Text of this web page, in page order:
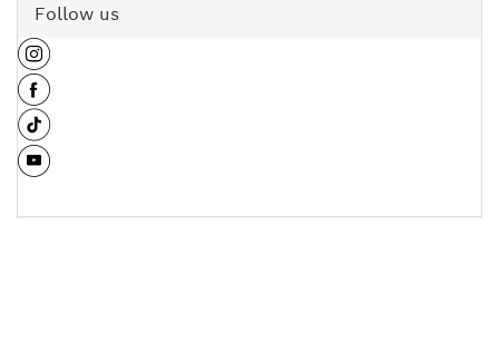
Follow us